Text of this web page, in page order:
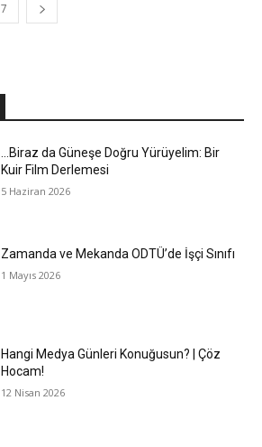
7
…Biraz da Güneşe Doğru Yürüyelim: Bir
Kuir Film Derlemesi
5 Haziran 2026
Zamanda ve Mekanda ODTÜ’de İşçi Sınıfı
1 Mayıs 2026
Hangi Medya Günleri Konuğusun? | Çöz
Hocam!
12 Nisan 2026